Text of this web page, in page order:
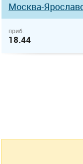
Москва-
приб.
18.44